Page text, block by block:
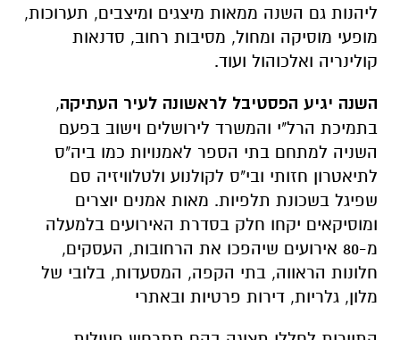
ליהנות גם השנה ממאות מיצגים ומיצבים, תערוכות,
מופעי מוסיקה ומחול, מסיבות רחוב, סדנאות
קולינריה ואלכוהול ועוד.
השנה יגיע הפסטיבל לראשונה לעיר העתיקה,
בתמיכת הרל"י והמשרד לירושלים וישוב בפעם
השניה למתחם בתי הספר לאמנויות כמו ביה"ס
לתיאטרון חזותי ובי"ס לקולנוע ולטלוויזיה סם
שפיגל בשכונת תלפיות. מאות אמנים יוצרים
ומוסיקאים יקחו חלק בסדרת האירועים בלמעלה
מ-80 אירועים שיהפכו את הרחובות, העסקים,
חלונות הראווה, בתי הקפה, המסעדות, בלובי של
מלון, גלריות, דירות פרטיות ובאתרי